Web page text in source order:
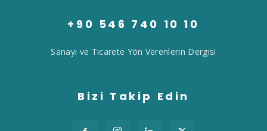
+90 546 740 10 10
Sanayi ve Ticarete Yön Verenlerin Dergisi
Bizi Takip Edin